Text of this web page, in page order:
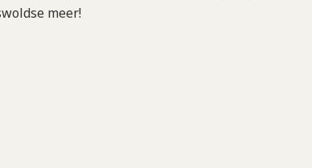
meer!